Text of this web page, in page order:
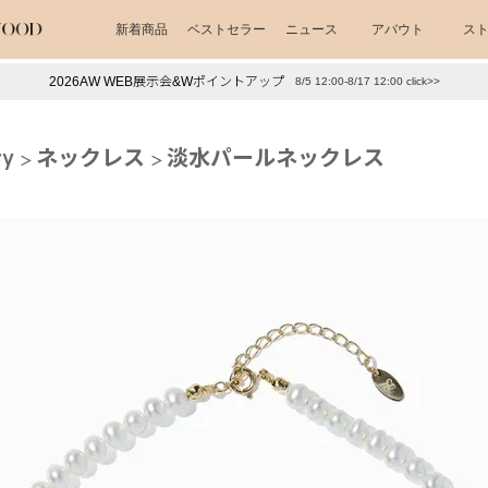
新着商品 ベストセラー ニュース アバウト ス
し（通勤パールアクセ） ＃写真映えアクセ
2026AW WEB展示会&Wポイントアップ 8/5 12:00-8/17 12:00 click>>
ネックレス 淡水パールネックレス